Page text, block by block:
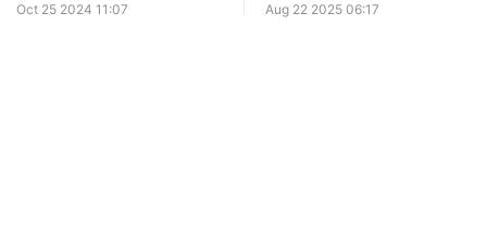
Oct 25 2024 11:07 Aug 22 2025 06:17